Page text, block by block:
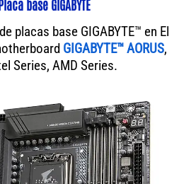
base GIGABYTE
placas base GIGABYTE™ en El
GIGABYTE™ AORUS,
Series, AMD Series.